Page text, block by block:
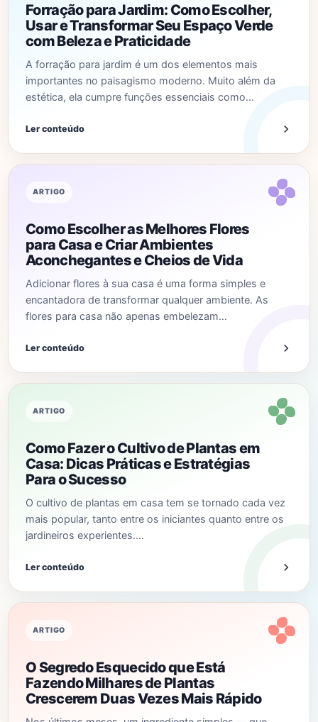
Forração para Jardim: Como Escolher,
Usar e Transformar Seu Espaço Verde
com Beleza e Praticidade
A forração para jardim é um dos elementos mais
importantes no paisagismo moderno. Muito além da
estética, ela cumpre funções essenciais como…
Ler conteúdo
ARTIGO
Como Escolher as Melhores Flores
para Casa e Criar Ambientes
Aconchegantes e Cheios de Vida
Adicionar flores à sua casa é uma forma simples e
encantadora de transformar qualquer ambiente. As
flores para casa não apenas embelezam…
Ler conteúdo
ARTIGO
Como Fazer o Cultivo de Plantas em
Casa: Dicas Práticas e Estratégias
Para o Sucesso
O cultivo de plantas em casa tem se tornado cada vez
mais popular, tanto entre os iniciantes quanto entre os
jardineiros experientes.…
Ler conteúdo
ARTIGO
O Segredo Esquecido que Está
Fazendo Milhares de Plantas
Crescerem Duas Vezes Mais Rápido